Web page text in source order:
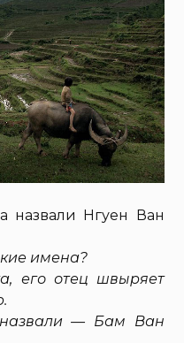
назвали Нгуен Ван
имена?
его отец швыряет
— Бам Ван